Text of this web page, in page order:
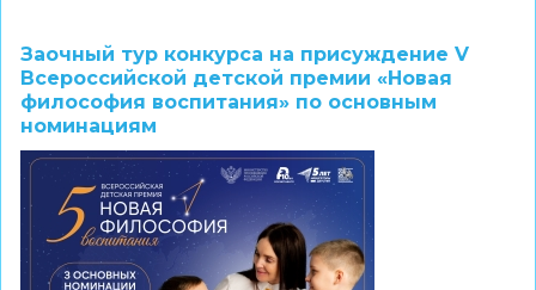
конкурс
«Семейная
Заочный тур конкурса на присуждение V
Всероссийской детской премии «Новая
философия воспитания» по основным
номинациям